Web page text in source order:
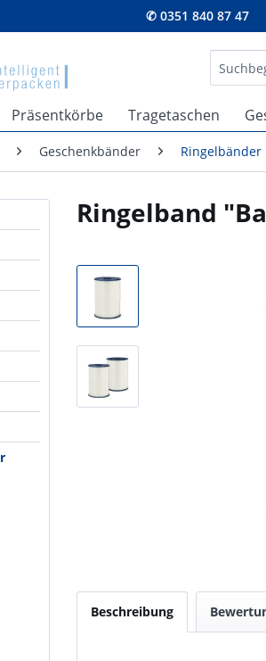
✆ 0351 840 87 47
Präsentkörbe Tragetaschen
Geschenkbänder Ringelbänder
Ringelband
Beschreibung